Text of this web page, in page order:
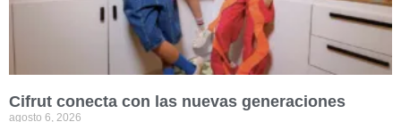
Cifrut conecta con las nuevas generaciones
agosto 6, 2026